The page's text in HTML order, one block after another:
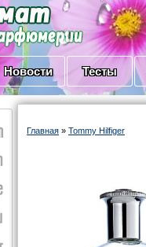
Новости Тесты
Главная » Tommy Hilfiger